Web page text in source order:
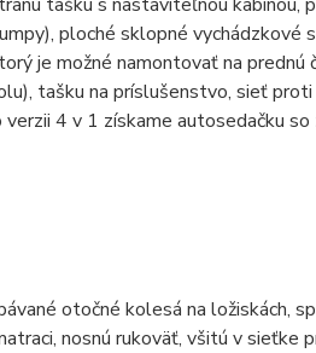
ploché sklopné vychádzkové
je možné namontovať na prednú
tašku na príslušenstvo, sieť
4 v 1 získame autosedačku so
otočné kolesá na ložiskách,
nosnú rukoväť, všitú v sieťke